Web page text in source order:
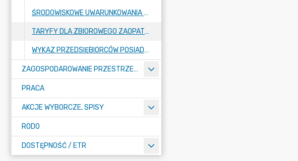
ŚRODOWISKOWE UWARUNKOWANIA ZGODY NA REALIZACJĘ PRZEDSIĘWZIĘCIA
TARYFY DLA ZBIOROWEGO ZAOPATRZENIA W WODĘ I ZBIOROWEGO ODPROWADZANIA ŚCIEKÓW
WYKAZ PRZEDSIĘBIORCÓW POSIADAJĄCYCH ZEZWOLENIA BURMISTRZA MIASTA ŁĘCZYCA NA PROWADZENIE DZIAŁALNOŚCI W ZAKRESIE OPRÓŻNIANIA ZBIORNIKÓW BEZODPŁYWOWYCH I TRANSPORTU NIECZYSTOŚCI CIEKŁYCH
ZAGOSPODAROWANIE PRZESTRZENNE
PRACA
AKCJE WYBORCZE, SPISY
RODO
DOSTĘPNOŚĆ / ETR